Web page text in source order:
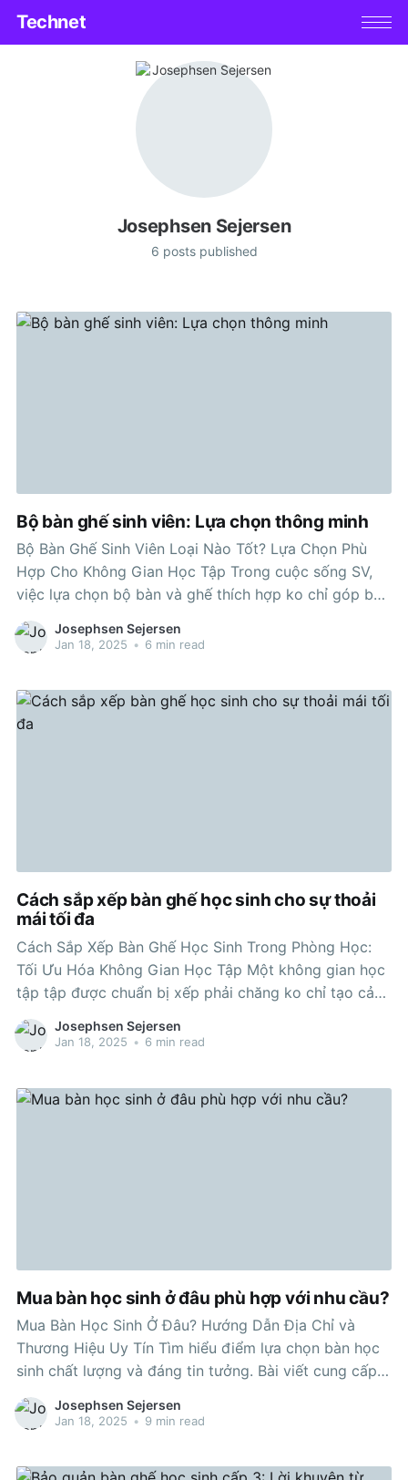
Technet
Josephsen Sejersen
6 posts published
Bộ bàn ghế sinh viên: Lựa chọn thông minh
Bộ Bàn Ghế Sinh Viên Loại Nào Tốt? Lựa Chọn Phù
Hợp Cho Không Gian Học Tập Trong cuộc sống SV,
việc lựa chọn bộ bàn và ghế thích hợp ko chỉ góp bạn
học tập tập hiệu quả mà còn phải tạo nên không gian
sống dễ chịu. Nhưng
Josephsen Sejersen
Jan 18, 2025 • 6 min read
Cách sắp xếp bàn ghế học sinh cho sự thoải
mái tối đa
Cách Sắp Xếp Bàn Ghế Học Sinh Trong Phòng Học:
Tối Ưu Hóa Không Gian Học Tập Một không gian học
tập tập được chuẩn bị xếp phải chăng ko chỉ tạo cảm
hứng cho học sinh mà còn phải thêm phần nâng lên
hiệu quả học tập tập. Việc
Josephsen Sejersen
Jan 18, 2025 • 6 min read
Mua bàn học sinh ở đâu phù hợp với nhu cầu?
Mua Bàn Học Sinh Ở Đâu? Hướng Dẫn Địa Chỉ và
Thương Hiệu Uy Tín Tìm hiểu điểm lựa chọn bàn học
sinh chất lượng và đáng tin tưởng. Bài viết cung cấp
cho thông tin về những địa điểm chọn mua mua,
Brand Name nổi tiếng và các lưu
Josephsen Sejersen
Jan 18, 2025 • 9 min read